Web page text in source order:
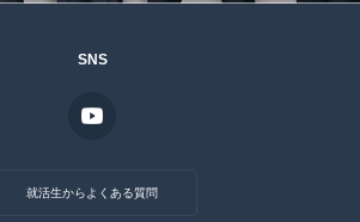
SNS
就活生からよくある質問